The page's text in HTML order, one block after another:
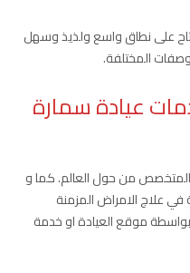
على نطاق واسع ولذيذ وسهل
المختلفة.
عيادة سمارة
المتخصص من حول العالم. كما و
في علاج الامراض المزمنة
موقع العيادة او خدمة